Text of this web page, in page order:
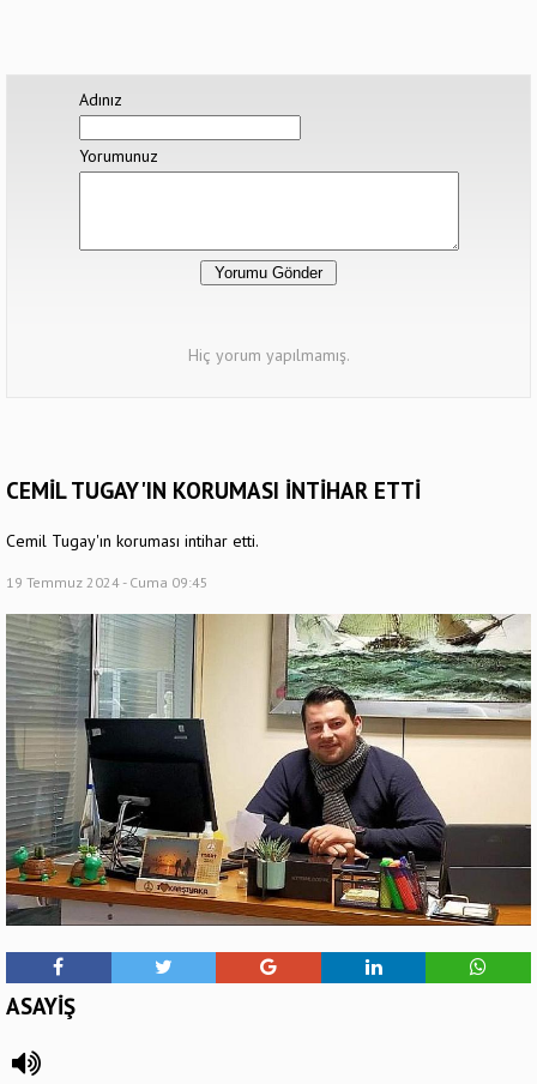
Adınız
Yorumunuz
Hiç yorum yapılmamış.
CEMİL TUGAY'IN KORUMASI İNTİHAR ETTİ
Cemil Tugay'ın koruması intihar etti.
19 Temmuz 2024 - Cuma 09:45
ASAYİŞ